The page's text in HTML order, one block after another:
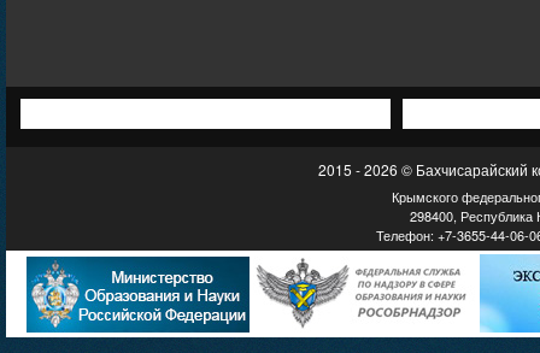
2015 - 2026 © Бахчисарайский
Крымского
298400, Республика
Телефон: +7-3655-44-06-